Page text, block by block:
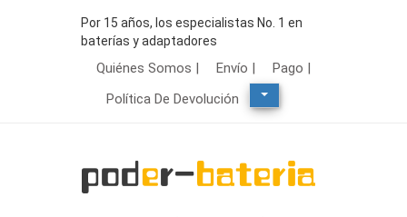
Por 15 años, los especialistas No. 1 en
baterías y adaptadores
Quiénes Somos | Envío |
Pago |
Política De Devolución